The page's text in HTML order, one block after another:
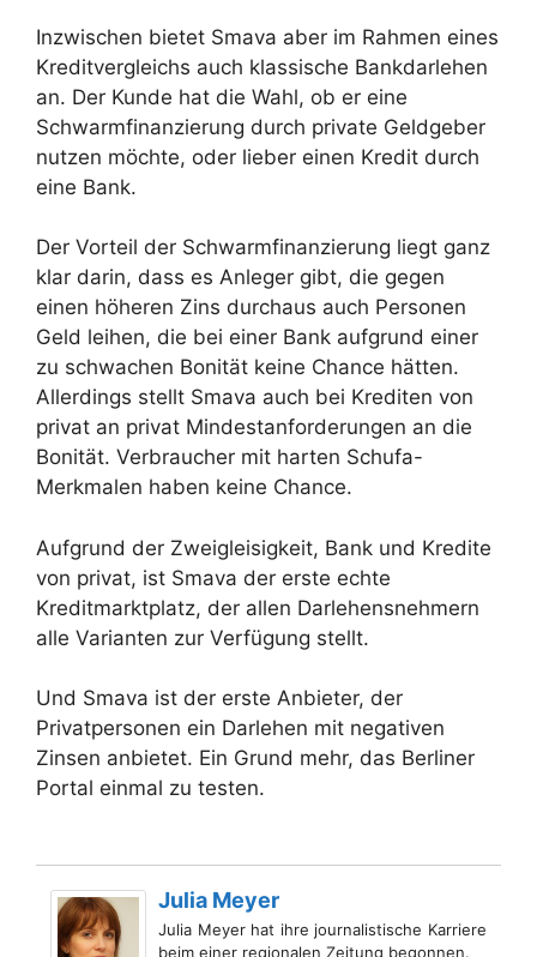
Inzwischen bietet Smava aber im Rahmen eines
Kreditvergleichs auch klassische Bankdarlehen
an. Der Kunde hat die Wahl, ob er eine
Schwarmfinanzierung durch private Geldgeber
nutzen möchte, oder lieber einen Kredit durch
eine Bank.
Der Vorteil der Schwarmfinanzierung liegt ganz
klar darin, dass es Anleger gibt, die gegen
einen höheren Zins durchaus auch Personen
Geld leihen, die bei einer Bank aufgrund einer
zu schwachen Bonität keine Chance hätten.
Allerdings stellt Smava auch bei Krediten von
privat an privat Mindestanforderungen an die
Bonität. Verbraucher mit harten Schufa-
Merkmalen haben keine Chance.
Aufgrund der Zweigleisigkeit, Bank und Kredite
von privat, ist Smava der erste echte
Kreditmarktplatz, der allen Darlehensnehmern
alle Varianten zur Verfügung stellt.
Und Smava ist der erste Anbieter, der
Privatpersonen ein Darlehen mit negativen
Zinsen anbietet. Ein Grund mehr, das Berliner
Portal einmal zu testen.
Julia Meyer
Julia Meyer hat ihre journalistische Karriere
beim einer regionalen Zeitung begonnen.